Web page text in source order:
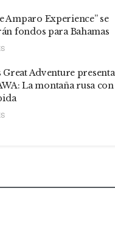
Amparo Experience” se
fondos para Bahamas
Great Adventure presenta
La montaña rusa